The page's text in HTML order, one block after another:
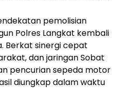
pemolisian
Polres Langkat kembali
Berkat sinergi cepat
dan jaringan Sobat
pencurian sepeda motor
diungkap dalam waktu